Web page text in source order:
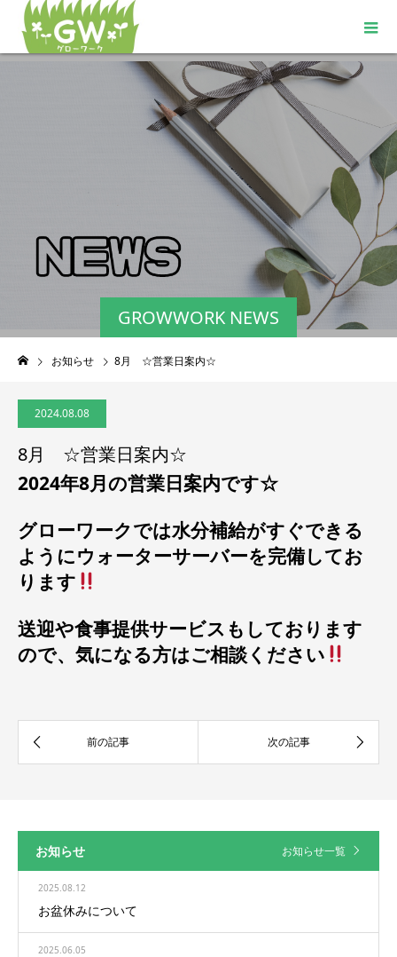
GROWWORK NEWS
お知らせ 8月 ☆営業日案内☆
2024.08.08
8月 ☆営業日案内☆
2024年8月の営業日案内です☆
グローワークでは水分補給がすぐできる
ようにウォーターサーバーを完備してお
ります
送迎や食事提供サービスもしております
ので、気になる方はご相談ください
お知らせ お知らせ一覧
2025.08.12
お盆休みについて
2025.06.05